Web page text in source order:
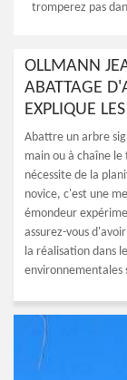
tromperez pas
OLLMANN
ABATTAGE
EXPLIQUE
Abattre un arbre
main ou à chaîne le
nécessite de la
novice, c'est une
émondeur
assurez-vous
la réalisation dans
environnementales